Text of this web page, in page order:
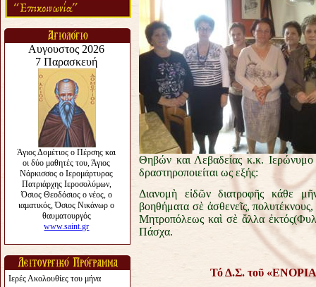
Ιερές Ακολουθίες του μήνα
Θηβών και Λεβαδείας κ.κ.
δραστηροποιείται ως εξής:
Διανομὴ εἰδῶν διατροφῆς κάθε
βοηθήματα σὲ ἀσθενεῖς,
Μητροπόλεως καὶ σὲ ἄλλα
Πάσχα.
Τό Δ.Σ. τοῦ